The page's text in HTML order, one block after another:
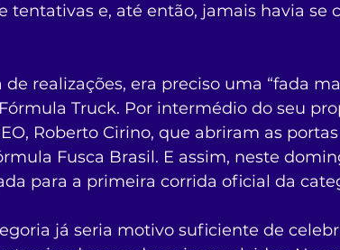
tentativas e, até então, jamais havia se
realizações, era preciso uma “fada
Truck. Por intermédio do seu
Roberto Cirino, que abriram as
Fusca Brasil. E assim, neste
para a primeira corrida oficial da
já seria motivo suficiente de